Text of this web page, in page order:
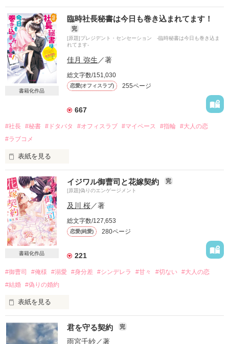
書籍化作品
臨時社長秘書は今日も巻き込まれてます！
完
[原題]プレジデント・センセーション -臨時秘書は今日も巻き込ま
れてます-
佳月 弥生／著
総文字数/151,030
恋愛(オフィスラブ) 255ページ
667
#社長 #秘書 #ドタバタ #オフィスラブ #マイペース #指輪
#大人の恋
#ラブコメ
表紙を見る
皆様のおかげで3月10日に ベリーズカフェ文庫より書籍化して
頂けることになりました。
本当にありがとうございます!！
書籍化にあたり、試し読み設定にしてました。
[原題]プレジデント・センセーション-臨時社長秘書は今日も巻
き込まれてます！-
遠くで眺めているのが楽しい
安穏と楽しんでいられるってものだよ
ニヤリと笑う酷薄な笑みに
ちょっぴり後悔したけど
書籍化作品
イジワル御曹司と花嫁契約 完
[原題]偽りのエンゲージメント
及川 桜／著
総文字数/127,653
恋愛(純愛) 280ページ
221
#御曹司 #俺様 #溺愛 #身分差 #シンデレラ #甘々 #切ない #大人の恋
#結婚 #偽りの婚約
表紙を見る
「婚約者のふりをしろ」
君を守る契約 完
雨宮千紗／著